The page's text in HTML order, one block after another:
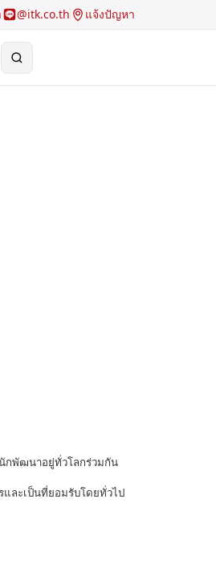
@itk.co.th แจ้งปัญหา
นักพัฒนาอยู่ทั่วโลกร่วมกัน
และเป็นที่ยอมรับโดยทั่วไป